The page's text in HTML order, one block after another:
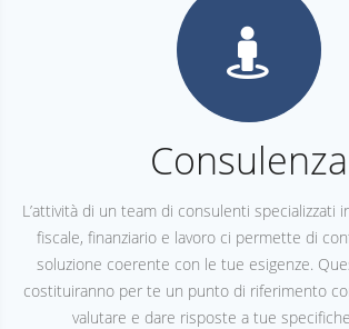
Consulenza
L’attività di un team di consulenti specializzati
fiscale, finanziario e lavoro ci permette di
soluzione coerente con le tue esigenze.
costituiranno per te un punto di riferimento
valutare e dare risposte a tue